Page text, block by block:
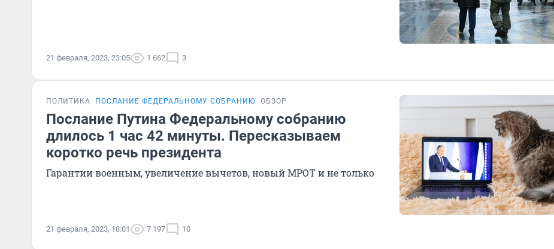
21 февраля, 2023, 23:05 1 662 3
ПОЛИТИКА ПОСЛАНИЕ ФЕДЕРАЛЬНОМУ СОБРАНИЮ ОБЗОР
Послание Путина Федеральному собранию
длилось 1 час 42 минуты. Пересказываем
коротко речь президента
Гарантии военным, увеличение вычетов, новый МРОТ и не только
21 февраля, 2023, 18:01 7 197 10